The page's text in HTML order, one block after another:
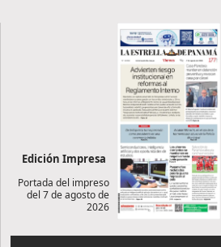
Edición Impresa
Portada del impreso
del 7 de agosto de
2026